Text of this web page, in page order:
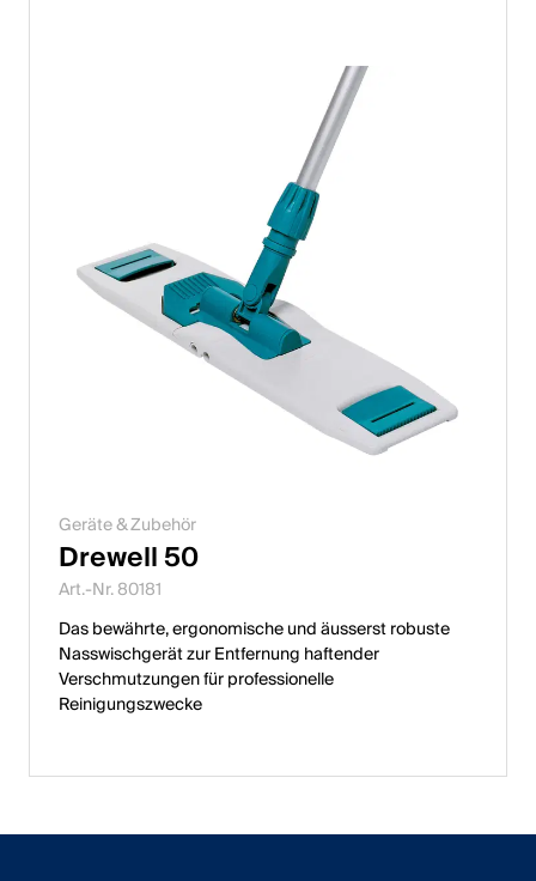
Geräte & Zubehör
Drewell 50
Art.-Nr. 80181
Das bewährte, ergonomische und äusserst robuste
Nasswischgerät zur Entfernung haftender
Verschmutzungen für professionelle
Reinigungszwecke